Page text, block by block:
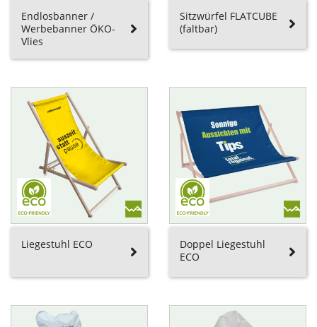
Endlosbanner /
Werbebanner ÖKO-
Vlies
Sitzwürfel FLATCUBE
(faltbar)
Liegestuhl ECO
Doppel Liegestuhl
ECO